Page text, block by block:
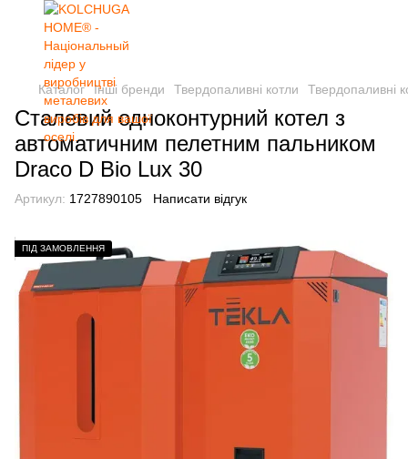
Каталог Інші бренди Твердопаливні котли Твердопаливні
Сталевий одноконтурний котел з
автоматичним пелетним пальником
Draco D Bio Lux 30
Артикул: 1727890105 Написати відгук
ПІД ЗАМОВЛЕННЯ